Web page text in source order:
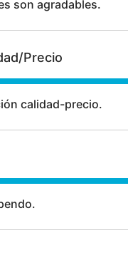
son agradables.
Precio
calidad-precio.